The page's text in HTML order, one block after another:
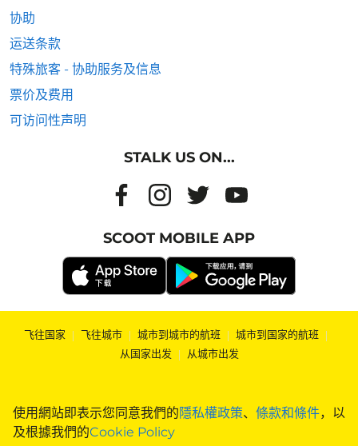
使用網站即表示您同意我們的隱私權政策、 條款和條件，以
及根據我們的Cookie Policy
协助
运送条款
特殊旅客 - 协助服务及信息
票价及费用
可访问性声明
STALK US ON...
SCOOT MOBILE APP
飞往国家 | 飞往城市 | 城市到城市的航班 | 城市到国家的航班 |
从国家出发 | 从城市出发